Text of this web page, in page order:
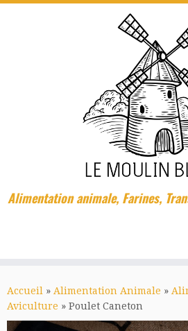
Passer
Alimentation animale, Farines,
Accueil » Alimentation Animale »
Aviculture » Poulet Caneton